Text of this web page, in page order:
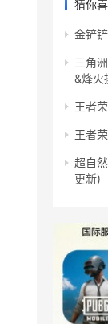
猜你
金铲
三角
&烽火
王者
王者
超自
更新)